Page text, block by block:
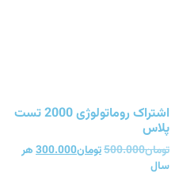
اشتراک روماتولوژی 2000 تست
پلاس
تومان500.000تومان300.000هر
سال